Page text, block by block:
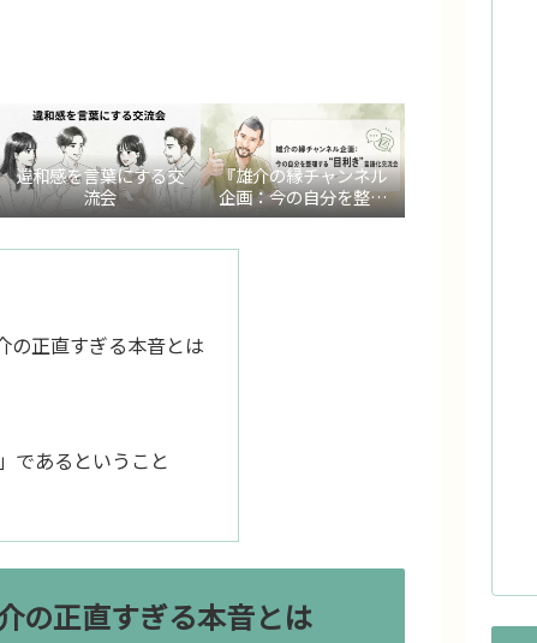
違和感を言葉にする交
流会
『雄介の縁チャンネル
企画：今の自分を整理
する“目利き”言語化交
の正直すぎる本音とは
であるということ
の正直すぎる本音とは